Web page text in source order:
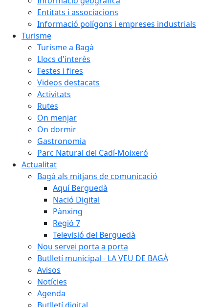
Entitats i associacions
Informació polígons i empreses industrials
Turisme
Turisme a Bagà
Llocs d'interès
Festes i fires
Videos destacats
Activitats
Rutes
On menjar
On dormir
Gastronomia
Parc Natural del Cadí-Moixeró
Actualitat
Bagà als mitjans de comunicació
Aquí Berguedà
Nació Digital
Pànxing
Regió 7
Televisió del Berguedà
Nou servei porta a porta
Butlletí municipal - LA VEU DE BAGÀ
Avisos
Notícies
Agenda